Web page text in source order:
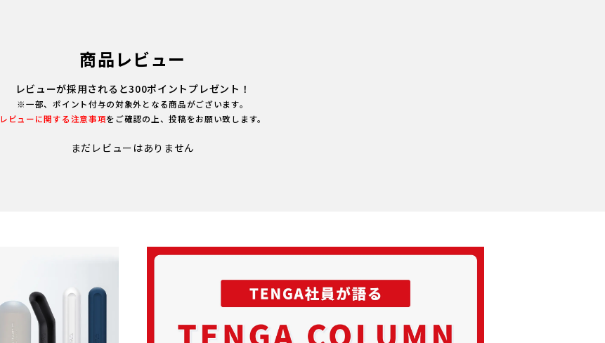
商品レビュー
レビューが採用されると300ポイントプレゼント！
※一部、ポイント付与の対象外となる商品がございます。
レビューに関する注意事項をご確認の上、投稿をお願い致します。
まだレビューはありません